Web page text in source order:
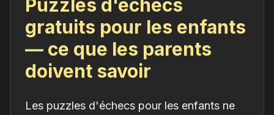
Puzzles d'échecs
gratuits pour les enfants
— ce que les parents
doivent savoir
Les puzzles d'échecs pour les enfants ne